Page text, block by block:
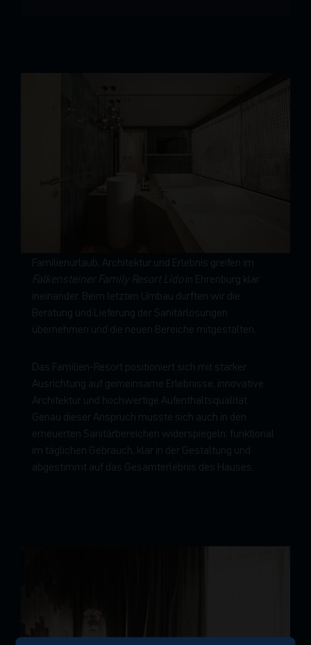
Familienurlaub, Architektur und Erlebnis greifen im
Falkensteiner Family Resort Lidoin Ehrenburg klar
ineinander. Beim letzten Umbau durften wir die
Beratung und Lieferung der Sanitärlösungen
übernehmen und die neuen Bereiche mitgestalten.
Das Familien-Resort positioniert sich mit starker
Ausrichtung auf gemeinsame Erlebnisse, innovative
Architektur und hochwertige Aufenthaltsqualität.
Genau dieser Anspruch musste sich auch in den
erneuerten Sanitärbereichen widerspiegeln: funktional
im täglichen Gebrauch, klar in der Gestaltung und
abgestimmt auf das Gesamterlebnis des Hauses.